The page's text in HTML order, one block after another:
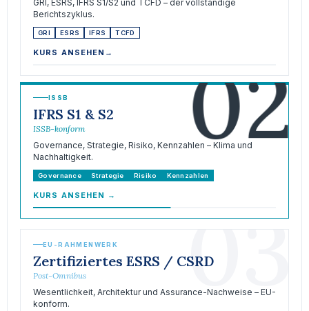
GRI, ESRS, IFRS S1/S2 und TCFD – der vollständige
Berichtszyklus.
GRI ESRS IFRS TCFD
KURS ANSEHEN → 02
ISSB
IFRS S1 & S2
ISSB-konform
Governance, Strategie, Risiko, Kennzahlen – Klima und
Nachhaltigkeit.
Governance Strategie Risiko Kennzahlen
KURS ANSEHEN → 03
EU-RAHMENWERK
Zertifiziertes ESRS / CSRD
Post-Omnibus
Wesentlichkeit, Architektur und Assurance-Nachweise – EU-
konform.